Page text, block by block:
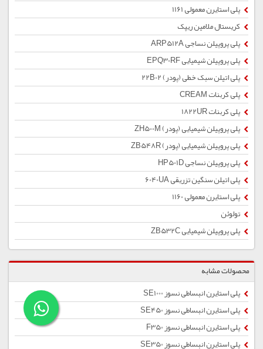
پلی استایرن معمولی 1161
کریستال ملامین ریپک
پلی پروپیلن نساجی ARP512A
پلی پروپیلن شیمیایی EPQ30RF
پلی اتیلن سبک خطی (پودر) 22B02
پلی کربنات CREAM
پلی کربنات 1822UR
پلی پروپیلن شیمیایی (پودر) ZH500M
پلی پروپیلن شیمیایی (پودر) ZB548R
پلی پروپیلن نساجی HP501D
پلی اتیلن سنگین تزریقی 6040UA
پلی استایرن معمولی 1160
تولوئن
پلی پروپیلن شیمیایی ZB532C
محصولات مشابه
پلی استایرن انبساطی نسوز SE1000
پلی استایرن انبساطی نسوز SE450
پلی استایرن انبساطی نسوز F350
پلی استایرن انبساطی نسوز SE350